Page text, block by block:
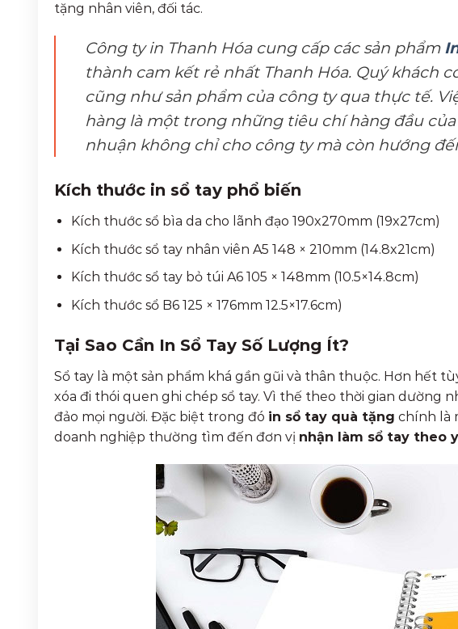
tặng nhân viên, đối tác.
Công ty in Thanh Hóa cung cấp các sản phẩm
thành cam kết rẻ nhất Thanh Hóa. Quý khách
cũng như sản phẩm của công ty qua thực tế.
hàng là một trong những tiêu chí hàng đầu
nhuận không chỉ cho công ty mà còn hướng
Kích thước in sổ tay phổ biến
Kích thước sổ bìa da cho lãnh đạo 190x270mm (19x27cm)
Kích thước sổ tay nhân viên A5 148 × 210mm (14.8x21cm)
Kích thước sổ tay bỏ túi A6 105 × 148mm (10.5×14.8cm)
Kích thước sổ B6 125 × 176mm 12.5×17.6cm)
Tại Sao Cần In Sổ Tay Số Lượng Ít?
Sổ tay là một sản phẩm khá gần gũi và thân thuộc. Hơn hết
xóa đi thói quen ghi chép sổ tay. Vì thế theo thời gian dường
đảo mọi người. Đặc biệt trong đó in sổ tay quà tặng chính là
doanh nghiệp thường tìm đến đơn vị nhận làm sổ tay theo